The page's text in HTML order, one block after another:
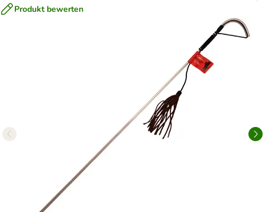
Produkt bewerten